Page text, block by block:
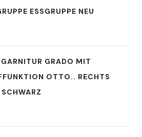
ESSGRUPPE NEU
GRADO MIT
OTTO.. RECHTS